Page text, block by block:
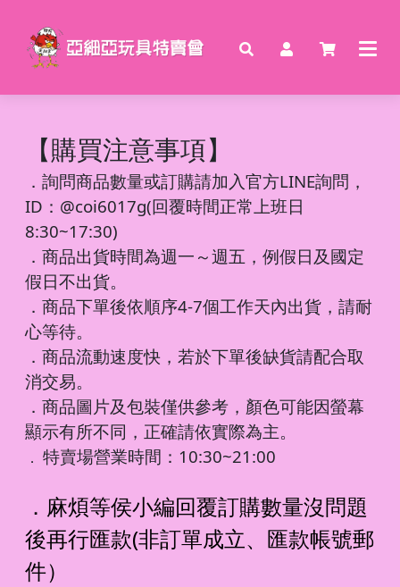
【購買注意事項】
． 詢問商品數量或訂購請加入官方LINE詢問，
ID：@coi6017g(回覆時間正常上班日
8:30~17:30)
．商品出貨時間為週一～週五，例假日及國定
假日不出貨。
．商品下單後依順序4-7個工作天內出貨，請耐
心等待。
．商品流動速度快，若於下單後缺貨請配合取
消交易。
．商品圖片及包裝僅供參考，顏色可能因螢幕
顯示有所不同，正確請依實際為主。
． 特賣場營業時間：10:30~21:00
．麻煩等侯小編回覆訂購數量沒問題
後再行匯款(非訂單成立、匯款帳號郵
件）